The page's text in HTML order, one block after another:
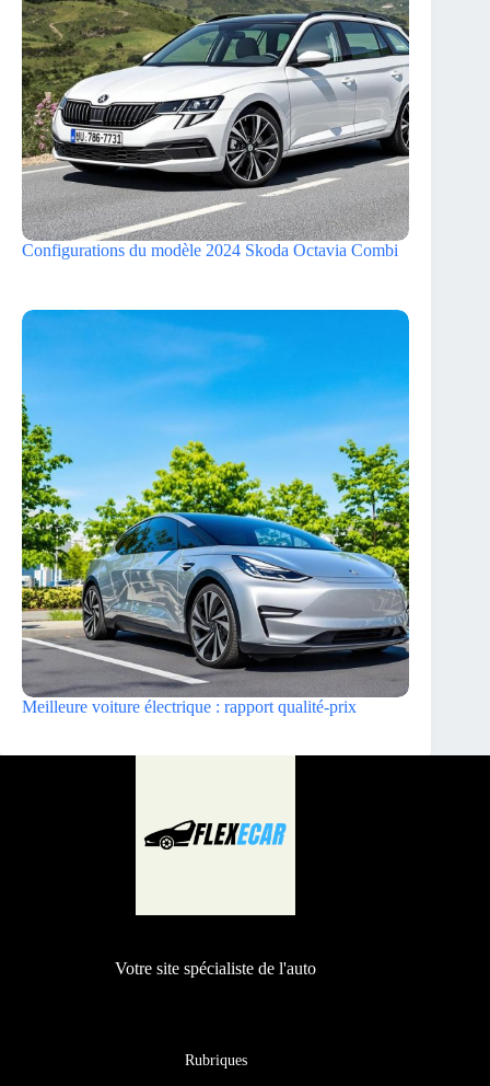
Configurations du modèle 2024 Skoda Octavia Combi
Meilleure voiture électrique : rapport qualité-prix
Votre site spécialiste de l'auto
Rubriques